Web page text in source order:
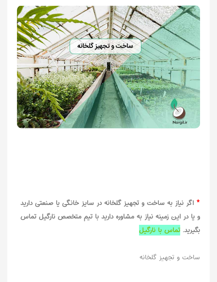
* اگر نیاز به ساخت و تجهیز گلخانه در سایز خانگی یا صنعتی دارید
و یا در این زمینه نیاز به مشاوره دارید با تیم متخصص نارگیل تماس
بگیرید. تماس با نارگیل
ساخت و تجهیز گلخانه